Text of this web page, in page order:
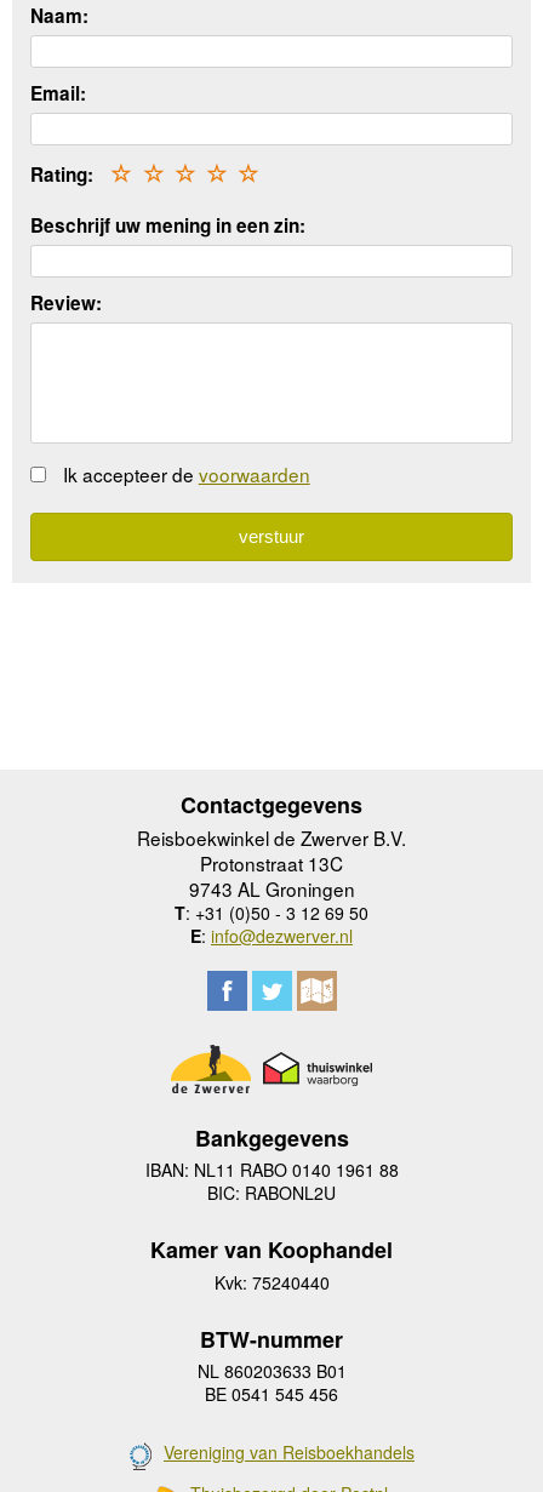
Naam:
Email:
Rating: ☆
☆
☆
☆
☆
Beschrijf uw mening in een zin:
Review:
Ik accepteer de voorwaarden
Contactgegevens
Reisboekwinkel de Zwerver B.V.
Protonstraat 13C
9743 AL Groningen
T: +31 (0)50 - 3 12 69 50
E: info@dezwerver.nl
Bankgegevens
IBAN: NL11 RABO 0140 1961 88
BIC: RABONL2U
Kamer van Koophandel
Kvk: 75240440
BTW-nummer
NL 860203633 B01
BE 0541 545 456
Vereniging van Reisboekhandels